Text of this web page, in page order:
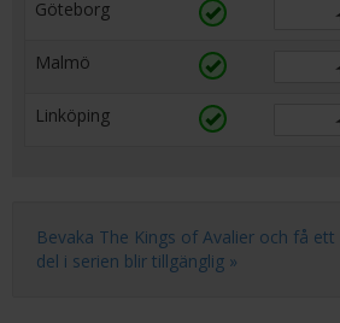
Göteborg
Malmö
Linköping
Bevaka The Kings of Avalier och få
del i serien blir tillgänglig »